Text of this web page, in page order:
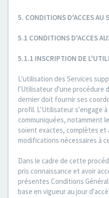
5. CONDITIONS D'ACCES AU
5.1 CONDITIONS D'ACCES
5.1.1 INSCRIPTION DE
L'utilisation des Services
l'Utilisateur d'une procédure
dernier doit fournir ses
profil. L'Utilisateur s'engage
communiquées, notamment
soient exactes, complètes et
modifications nécessaires à
Dans le cadre de cette
pris connaissance et avoir
présentes Conditions
base en vigueur au jour